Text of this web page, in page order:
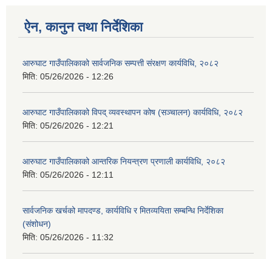
ऐन, कानुन तथा निर्देशिका
आरुघाट गाउँपालिकाको सार्वजनिक सम्पत्ती संरक्षण कार्यविधि, २०८२
मिति: 05/26/2026 - 12:26
आरुघाट गाउँपालिकाको विपद् व्यवस्थापन कोष (सञ्चालन) कार्यविधि, २०८२
मिति: 05/26/2026 - 12:21
आरुघाट गाउँपालिकाको आन्तरिक नियन्त्रण प्रणाली कार्यविधि, २०८२
मिति: 05/26/2026 - 12:11
सार्वजनिक खर्चको मापदण्ड, कार्यविधि र मितव्ययिता सम्बन्धि निर्देशिका
(संशोधन)
मिति: 05/26/2026 - 11:32